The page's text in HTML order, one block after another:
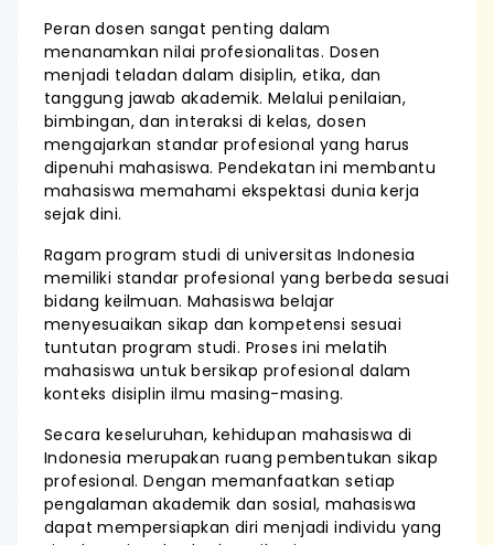
Peran dosen sangat penting dalam
menanamkan nilai profesionalitas. Dosen
menjadi teladan dalam disiplin, etika, dan
tanggung jawab akademik. Melalui penilaian,
bimbingan, dan interaksi di kelas, dosen
mengajarkan standar profesional yang harus
dipenuhi mahasiswa. Pendekatan ini membantu
mahasiswa memahami ekspektasi dunia kerja
sejak dini.
Ragam program studi di universitas Indonesia
memiliki standar profesional yang berbeda sesuai
bidang keilmuan. Mahasiswa belajar
menyesuaikan sikap dan kompetensi sesuai
tuntutan program studi. Proses ini melatih
mahasiswa untuk bersikap profesional dalam
konteks disiplin ilmu masing-masing.
Secara keseluruhan, kehidupan mahasiswa di
Indonesia merupakan ruang pembentukan sikap
profesional. Dengan memanfaatkan setiap
pengalaman akademik dan sosial, mahasiswa
dapat mempersiapkan diri menjadi individu yang